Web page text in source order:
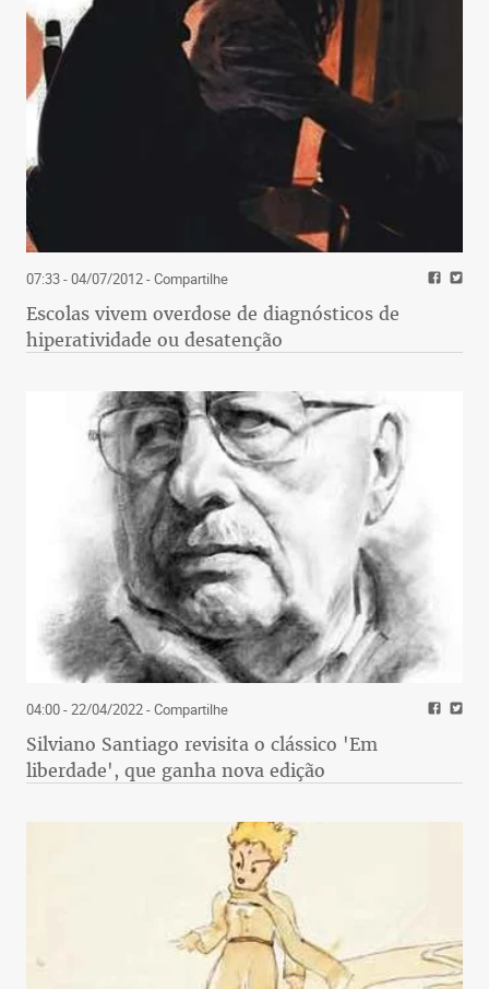
07:33 - 04/07/2012- Compartilhe
Escolas vivem overdose de diagnósticos de
hiperatividade ou desatenção
04:00 - 22/04/2022- Compartilhe
Silviano Santiago revisita o clássico 'Em
liberdade', que ganha nova edição